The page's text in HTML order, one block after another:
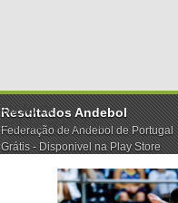
Resultados Andebol
Federação de Andebol de Portugal
Grátis - Disponivel na Play Store